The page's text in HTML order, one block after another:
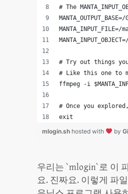
# The
# Try out things
# Like this one to
ffmpeg -i
# Once you
exit
mlogin.sh hosted with by
우리는 `mlogin`로 이
요. 진짜요. 이렇게 파